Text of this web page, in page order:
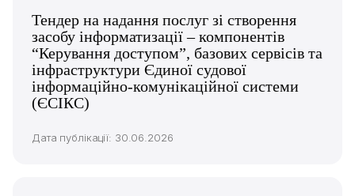
Тендер на надання послуг зі створення
засобу інформатизації – компонентів
“Керування доступом”, базових сервісів та
інфраструктури Єдиної судової
інформаційно-комунікаційної системи
(ЄСІКС)
Дата публікації: 30.06.2026